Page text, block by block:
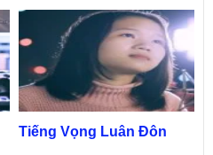
Tiếng Vọng Luân Đôn